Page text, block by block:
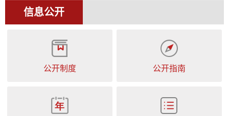
信息公开
公开制度 公开指南